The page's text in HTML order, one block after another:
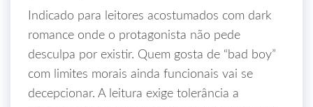
Indicado para leitores acostumados com dark
romance onde o protagonista não pede
desculpa por existir. Quem gosta de “bad boy”
com limites morais ainda funcionais vai se
decepcionar. A leitura exige tolerância a